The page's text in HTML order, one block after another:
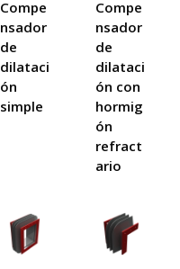
Compe
nsador
de
dilataci
ón
simple
Compe
nsador
de
dilataci
ón con
hormig
ón
refract
ario